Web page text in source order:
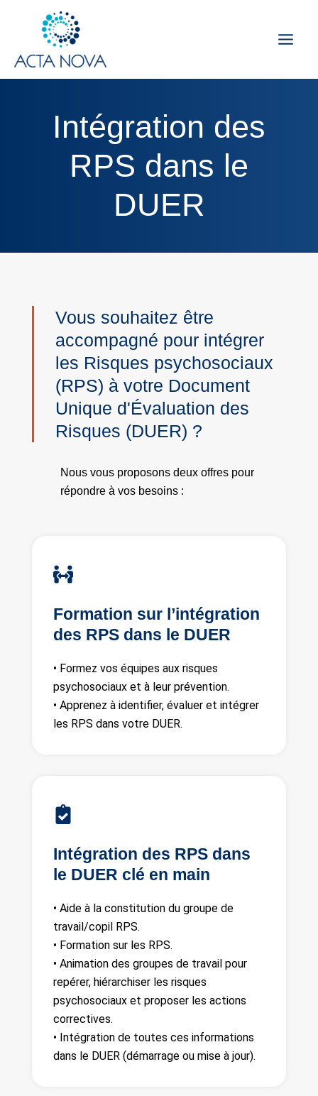
Intégration des
RPS dans le
DUER
Vous souhaitez être
accompagné pour intégrer
les Risques psychosociaux
(RPS) à votre Document
Unique d'Évaluation des
Risques (DUER) ?
Nous vous proposons deux offres pour
répondre à vos besoins :
Formation sur l’intégration
des RPS dans le DUER
• Formez vos équipes aux risques
psychosociaux et à leur prévention.
• Apprenez à identifier, évaluer et intégrer
les RPS dans votre DUER.
Intégration des RPS dans
le DUER clé en main
• Aide à la constitution du groupe de
travail/copil RPS.
• Formation sur les RPS.
• Animation des groupes de travail pour
repérer, hiérarchiser les risques
psychosociaux et proposer les actions
correctives.
• Intégration de toutes ces informations
dans le DUER (démarrage ou mise à jour).